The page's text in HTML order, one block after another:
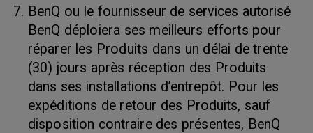
BenQ ou le fournisseur de services autorisé
BenQ déploiera ses meilleurs efforts pour
réparer les Produits dans un délai de trente
(30) jours après réception des Produits
dans ses installations d’entrepôt. Pour les
expéditions de retour des Produits, sauf
disposition contraire des présentes, BenQ